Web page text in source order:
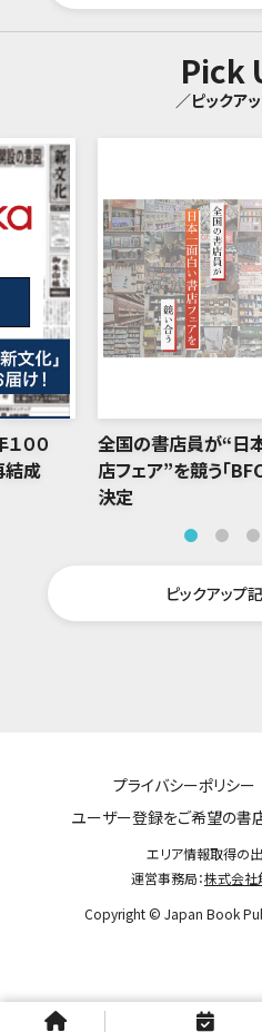
Pick
／ピックア
００
結成
全国の書店員が“日
店フェア”を競う「
決定
ピックアップ
プライバシーポリシー
ユーザー登録をご希望の書
エリア情報取得の
運営事務局：株式会社
Copyright © Japan Book